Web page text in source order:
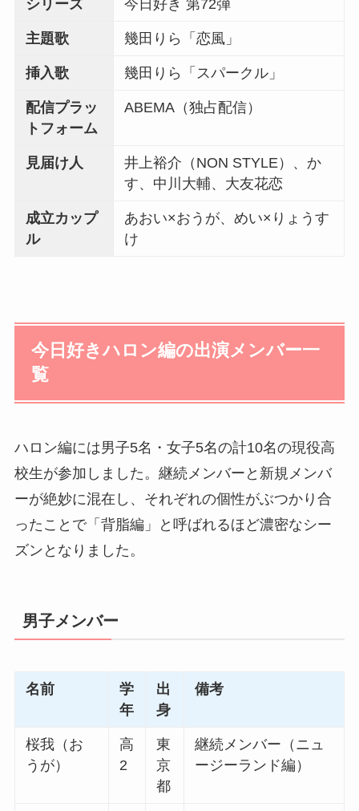
シリーズ 今日好き 第72弾
主題歌 幾田りら「恋風」
挿入歌 幾田りら「スパークル」
配信プラッ
トフォーム
ABEMA（独占配信）
見届け人
井上裕介（NON STYLE）、か
す、中川大輔、大友花恋
成立カップ
ル
あおい×おうが、めい×りょうす
け
今日好きハロン編の出演メンバー一
覧
ハロン編には男子5名・女子5名の計10名の現役高
校生が参加しました。継続メンバーと新規メンバ
ーが絶妙に混在し、それぞれの個性がぶつかり合
ったことで「背脂編」と呼ばれるほど濃密なシー
ズンとなりました。
男子メンバー
名前
学
年
出
身
備考
桜我（お
うが）
高
2
東
京
都
継続メンバー（ニュ
ージーランド編）